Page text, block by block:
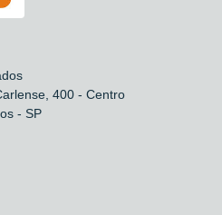
400 - Centro
- SP